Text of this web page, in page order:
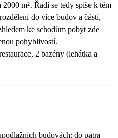
m². Řadí se tedy spíše k těm
do více budov a částí,
ke schodům pobyt zde
pohyblivostí.
2 bazény (lehátka a
budovách; do patra